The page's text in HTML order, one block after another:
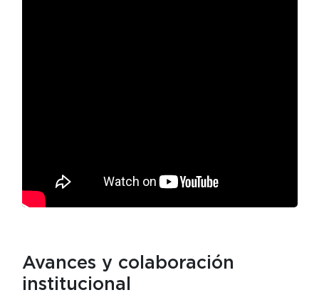
Avances y colaboración
institucional